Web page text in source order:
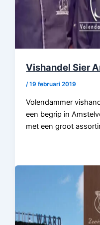
Vishandel Sier
/19 februari 2019
Volendammer
een begrip in
met een groot